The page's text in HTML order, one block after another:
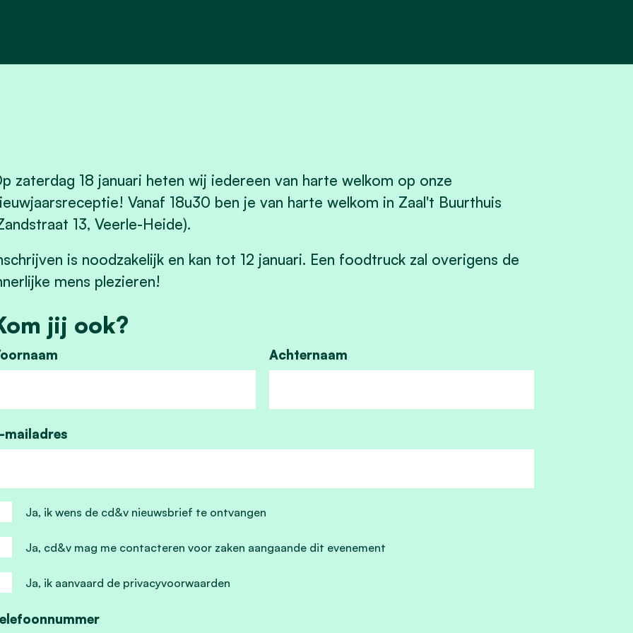
zaterdag 18 januari heten wij iedereen van harte welkom op onze
Vanaf 18u30 ben je van harte welkom in Zaal't Buurthuis
13, Veerle-Heide).
is noodzakelijk en kan tot 12 januari. Een foodtruck zal overigens de
mens plezieren!
jij ook?
Achternaam
mailadres
Ja, ik wens de cd&v nieuwsbrief te ontvangen
Ja, cd&v mag me contacteren voor zaken aangaande dit evenement
Ja, ik aanvaard de privacyvoorwaarden